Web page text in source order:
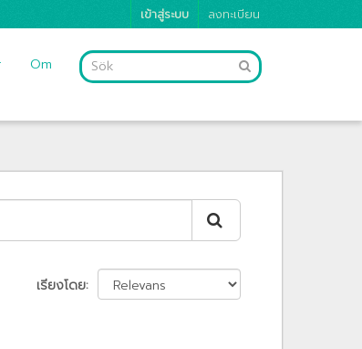
เข้าสู่ระบบ ลงทะเบียน
Om
เรียงโดย